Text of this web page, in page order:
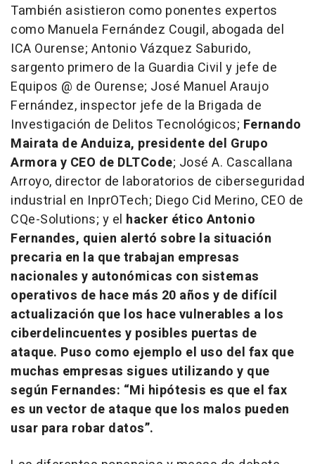
También asistieron como ponentes expertos
como Manuela Fernández Cougil, abogada del
ICA Ourense; Antonio Vázquez Saburido,
sargento primero de la Guardia Civil y jefe de
Equipos @ de Ourense; José Manuel Araujo
Fernández, inspector jefe de la Brigada de
Investigación de Delitos Tecnológicos; Fernando
Mairata de Anduiza, presidente del Grupo
Armora y CEO de DLTCode; José A. Cascallana
Arroyo, director de laboratorios de ciberseguridad
industrial en InprOTech; Diego Cid Merino, CEO de
CQe-Solutions; y el hacker ético Antonio
Fernandes, quien alertó sobre la situación
precaria en la que trabajan empresas
nacionales y autonómicas con sistemas
operativos de hace más 20 años y de difícil
actualización que los hace vulnerables a los
ciberdelincuentes y posibles puertas de
ataque. Puso como ejemplo el uso del fax que
muchas empresas sigues utilizando y que
según Fernandes: “Mi hipótesis es que el fax
es un vector de ataque que los malos pueden
usar para robar datos”.